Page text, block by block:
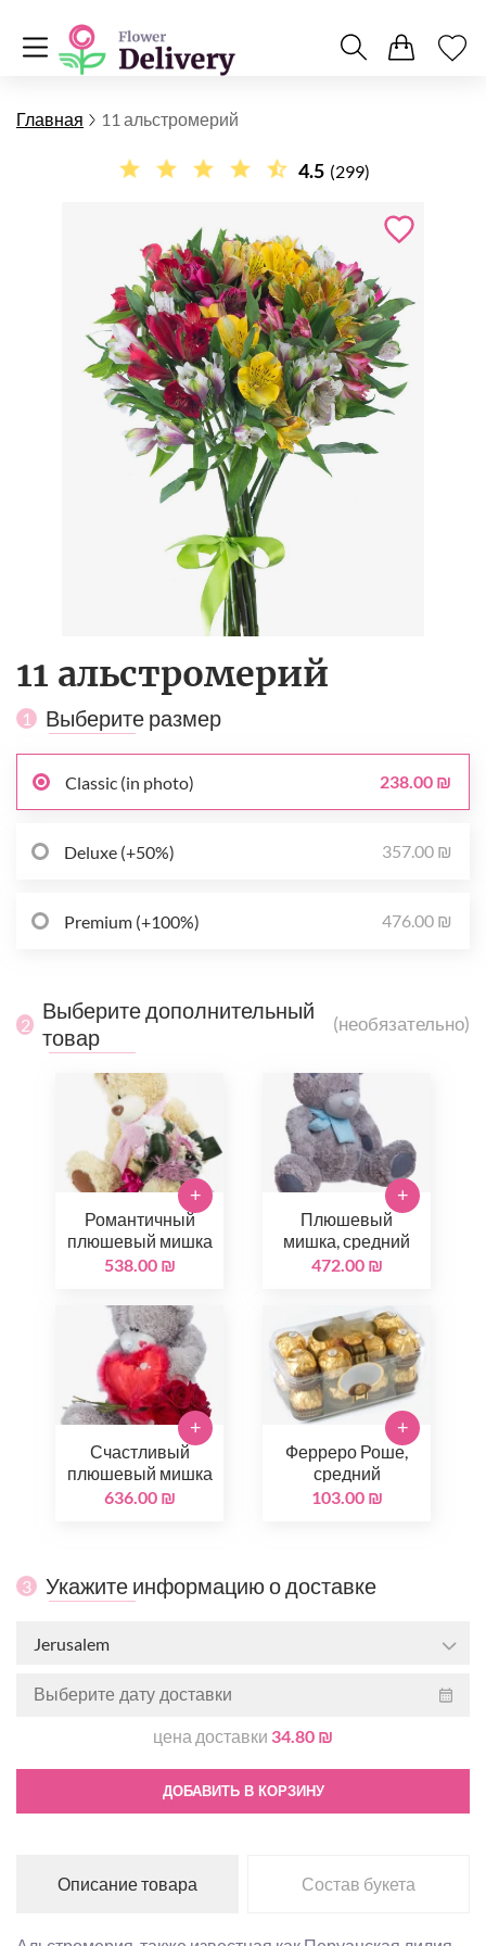
Главная 11 альстромерий
4.5 (299)
11 альстромерий
1 Выберите размер
Classic (in photo) 238.00 ₪
Deluxe (+50%) 357.00 ₪
Premium (+100%) 476.00 ₪
2
Выберите дополнительный
товар
(необязательно)
Романтичный
плюшевый мишка
538.00 ₪
+
Плюшевый
мишка, средний
472.00 ₪
+
Счастливый
плюшевый мишка
636.00 ₪
+
Ферреро Роше,
средний
103.00 ₪
+
3 Укажите информацию о доставке
Jerusalem
цена доставки 34.80 ₪
ДОБАВИТЬ В КОРЗИНУ
Описание товара Состав букета